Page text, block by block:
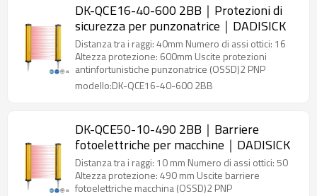
DK-QCE16-40-600 2BB｜Protezioni di
sicurezza per punzonatrice｜DADISICK
Distanza tra i raggi: 40mm Numero di assi ottici: 16
Altezza protezione: 600mm Uscite protezioni
antinfortunistiche punzonatrice (OSSD)2 PNP
modello:DK-QCE16-40-600 2BB
DK-QCE50-10-490 2BB｜Barriere
fotoelettriche per macchine｜DADISICK
Distanza tra i raggi: 10 mm Numero di assi ottici: 50
Altezza protezione: 490 mm Uscite barriere
fotoelettriche macchina (OSSD)2 PNP